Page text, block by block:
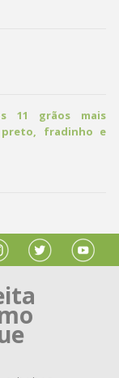
11 grãos mais
preto, fradinho e